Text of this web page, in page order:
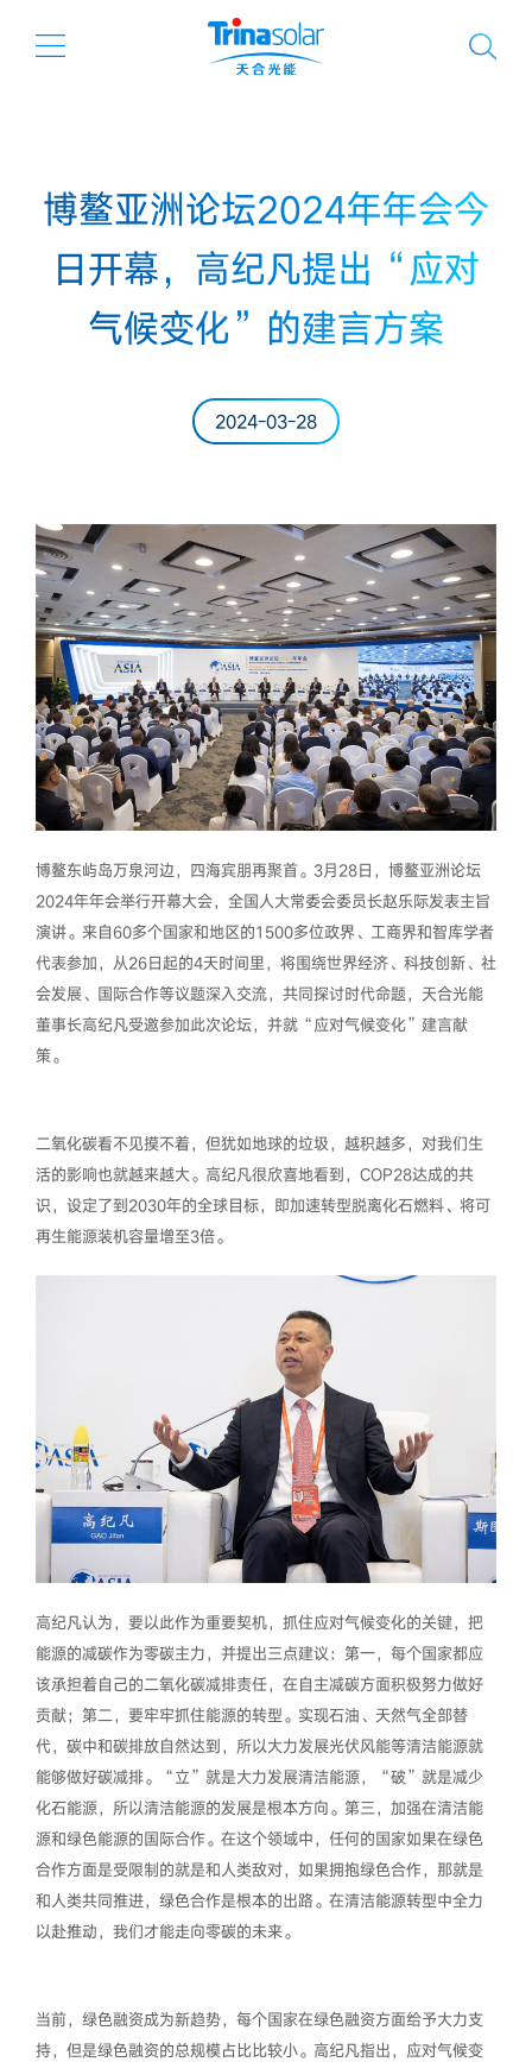
博鳌亚洲论坛2024年年会今
日开幕，高纪凡提出“应对
气候变化”的建言方案
2024-03-28
博鳌东屿岛万泉河边，四海宾朋再聚首。3月28日，博鳌亚洲论坛
2024年年会举行开幕大会，全国人大常委会委员长赵乐际发表主旨
演讲。来自60多个国家和地区的1500多位政界、工商界和智库学者
代表参加，从26日起的4天时间里，将围绕世界经济、科技创新、社
会发展、国际合作等议题深入交流，共同探讨时代命题，天合光能
董事长高纪凡受邀参加此次论坛，并就“应对气候变化”建言献
策。
二氧化碳看不见摸不着，但犹如地球的垃圾，越积越多，对我们生
活的影响也就越来越大。高纪凡很欣喜地看到，COP28达成的共
识，设定了到2030年的全球目标，即加速转型脱离化石燃料、将可
再生能源装机容量增至3倍。
高纪凡认为，要以此作为重要契机，抓住应对气候变化的关键，把
能源的减碳作为零碳主力，并提出三点建议：第一，每个国家都应
该承担着自己的二氧化碳减排责任，在自主减碳方面积极努力做好
贡献；第二，要牢牢抓住能源的转型。实现石油、天然气全部替
代，碳中和碳排放自然达到，所以大力发展光伏风能等清洁能源就
能够做好碳减排。“立”就是大力发展清洁能源，“破”就是减少
化石能源，所以清洁能源的发展是根本方向。第三，加强在清洁能
源和绿色能源的国际合作。在这个领域中，任何的国家如果在绿色
合作方面是受限制的就是和人类敌对，如果拥抱绿色合作，那就是
和人类共同推进，绿色合作是根本的出路。在清洁能源转型中全力
以赴推动，我们才能走向零碳的未来。
当前，绿色融资成为新趋势，每个国家在绿色融资方面给予大力支
持，但是绿色融资的总规模占比比较小。高纪凡指出，应对气候变